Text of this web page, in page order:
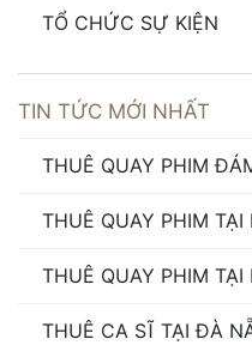
TỔ CHỨC SỰ KIỆN
TIN TỨC MỚI NHẤT
THUÊ QUAY PHIM
THUÊ QUAY PHIM TẠI
THUÊ QUAY PHIM TẠI
THUÊ CA SĨ TẠI ĐÀ